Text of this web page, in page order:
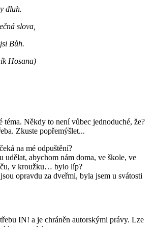
dluh.
slova,
Bůh.
Hosana)
téma. Někdy to není vůbec jednoduché, že?
Zkuste popřemýšlet...
na mé odpuštění?
udělat, abychom nám doma, ve škole, ve
v kroužku… bylo líp?
opravdu za dveřmi, byla jsem u svátosti
IN! a je chráněn autorskými právy. Lze